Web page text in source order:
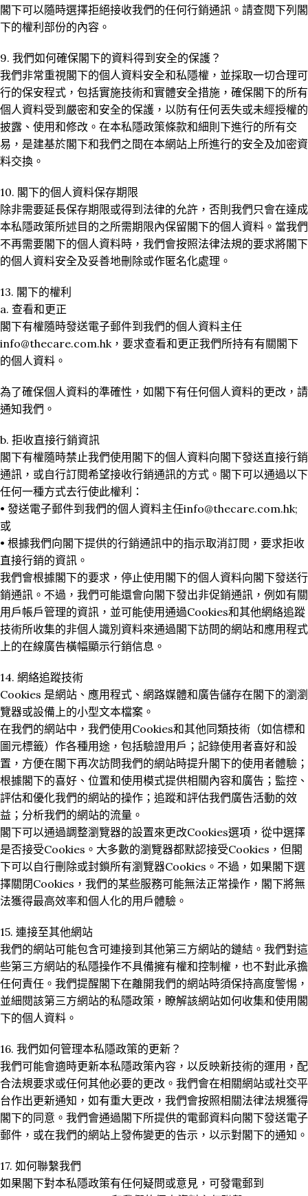
閣下可以隨時選擇拒絕接收我們的任何行銷通訊。請查閱下列閣
下的權利部份的內容。
9. 我們如何確保閣下的資料得到安全的保護？
我們非常重視閣下的個人資料安全和私隱權，並採取一切合理可
行的保安程式，包括實施技術和實體安全措施，確保閣下的所有
個人資料受到嚴密和安全的保護，以防有任何丟失或未經授權的
披露、使用和修改。在本私隱政策條款和細則下進行的所有交
易，是建基於閣下和我們之間在本網站上所進行的安全及加密資
料交換。
10. 閣下的個人資料保存期限
除非需要延長保存期限或得到法律的允許，否則我們只會在達成
本私隱政策所述目的之所需期限內保留閣下的個人資料。當我們
不再需要閣下的個人資料時，我們會按照法律法規的要求將閣下
的個人資料安全及妥善地刪除或作匿名化處理。
13. 閣下的權利
a. 查看和更正
閣下有權隨時發送電子郵件到我們的個人資料主任
info@thecare.com.hk，要求查看和更正我們所持有有關閣下
的個人資料。
為了確保個人資料的準確性，如閣下有任何個人資料的更改，請
通知我們。
b. 拒收直接行銷資訊
閣下有權隨時禁止我們使用閣下的個人資料向閣下發送直接行銷
通訊，或自行訂閱希望接收行銷通訊的方式。閣下可以通過以下
任何一種方式去行使此權利：
• 發送電子郵件到我們的個人資料主任info@thecare.com.hk;
或
• 根據我們向閣下提供的行銷通訊中的指示取消訂閱，要求拒收
直接行銷的資訊。
我們會根據閣下的要求，停止使用閣下的個人資料向閣下發送行
銷通訊。不過，我們可能還會向閣下發出非促銷通訊，例如有關
用戶帳戶管理的資訊，並可能使用通過Cookies和其他網絡追蹤
技術所收集的非個人識別資料來通過閣下訪問的網站和應用程式
上的在線廣告橫幅顯示行銷信息。
14. 網絡追蹤技術
Cookies 是網站、應用程式、網路媒體和廣告儲存在閣下的瀏瀏
覽器或設備上的小型文本檔案。
在我們的網站中，我們使用Cookies和其他同類技術（如信標和
圖元標籤）作各種用途，包括驗證用戶；記錄使用者喜好和設
置，方便在閣下再次訪問我們的網站時提升閣下的使用者體驗；
根據閣下的喜好、位置和使用模式提供相關內容和廣告；監控、
評估和優化我們的網站的操作；追蹤和評估我們廣告活動的效
益；分析我們的網站的流量。
閣下可以通過調整瀏覽器的設置來更改Cookies選項，從中選擇
是否接受Cookies。大多數的瀏覽器都默認接受Cookies，但閣
下可以自行刪除或封鎖所有瀏覽器Cookies。不過，如果閣下選
擇關閉Cookies，我們的某些服務可能無法正常操作，閣下將無
法獲得最高效率和個人化的用戶體驗。
15. 連接至其他網站
我們的網站可能包含可連接到其他第三方網站的鏈結。我們對這
些第三方網站的私隱操作不具備擁有權和控制權，也不對此承擔
任何責任。我們提醒閣下在離開我們的網站時須保持高度警惕，
並細閱該第三方網站的私隱政策，瞭解該網站如何收集和使用閣
下的個人資料。
16. 我們如何管理本私隱政策的更新？
我們可能會適時更新本私隱政策內容，以反映新技術的運用，配
合法規要求或任何其他必要的更改。我們會在相關網站或社交平
台作出更新通知，如有重大更改，我們會按照相關法律法規獲得
閣下的同意。我們會通過閣下所提供的電郵資料向閣下發送電子
郵件，或在我們的網站上發佈變更的告示，以示對閣下的通知。
17. 如何聯繫我們
如果閣下對本私隱政策有任何疑問或意見，可發電郵到